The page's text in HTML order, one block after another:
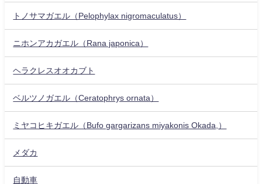
トノサマガエル（Pelophylax nigromaculatus）
ニホンアカガエル（Rana japonica）
ヘラクレスオオカブト
ベルツノガエル（Ceratophrys ornata）
ミヤコヒキガエル（Bufo gargarizans miyakonis Okada,）
メダカ
自動車